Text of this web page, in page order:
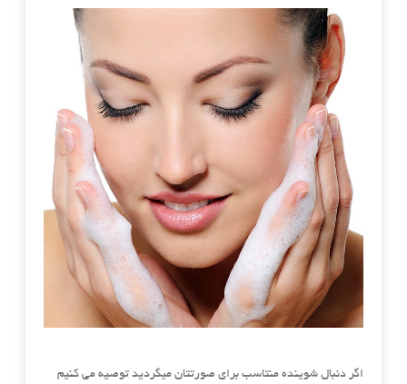
اگر دنبال شوینده منتاسب برای صورتتان میگردید توصیه می کنیم